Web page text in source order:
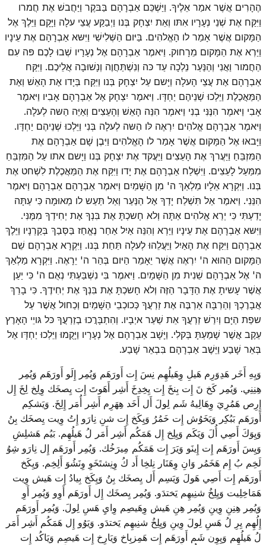
הֶהָרִים אֲשֶׁר אמַר אֵלֶיךָ. וַיַּשְׁכֵּם אַבְרָהָם בַּבּקֶר וַיַּחֲבשׁ אֶת חֲמרו
וַיִּקַּח אֶת שְׁנֵי נְעָרָיו אִתּו וְאֵת יִצְחָק בְּנו וַיְבַקַּע עֲצֵי עלָה וַיָּקָם וַיֵּלֶךְ אֶל
הַמָּקום אֲשֶׁר אָמַר לו הָאֱלהִים. בַּיּום הַשְּׁלִישִׁי וַיִּשּא אַבְרָהָם אֶת עֵינָיו
וַיַּרְא אֶת הַמָּקום מֵרָחוק. וַיּאמֶר אַבְרָהָם אֶל נְעָרָיו שְׁבוּ לָכֶם פּה עִם
הַחֲמור וַאֲנִי וְהַנַּעַר נֵלְכָה עַד כּה וְנִשְׁתַּחֲוֶה וְנָשׁוּבָה אֲלֵיכֶם. וַיִּקַּח
אַבְרָהָם אֶת עֲצֵי הָעלָה וַיָּשם עַל יִצְחָק בְּנו וַיִּקַּח בְּיָדו אֶת הָאֵשׁ וְאֶת
הַמַּאֲכֶלֶת וַיֵּלְכוּ שְׁנֵיהֶם יַחְדָּו. וַיּאמֶר יִצְחָק אֶל אַבְרָהָם אָבִיו וַיּאמֶר
אָבִי וַיּאמֶר הִנֶּנִּי בְנִי וַיּאמֶר הִנֵּה הָאֵשׁ וְהָעֵצִים וְאַיֵּה הַשּה לְעלָה.
וַיּאמֶר אַבְרָהָם אֱלהִים יִרְאֶה לּו הַשּה לְעלָה בְּנִי וַיֵּלְכוּ שְׁנֵיהֶם יַחְדָּו.
וַיָּבאוּ אֶל הַמָּקום אֲשֶׁר אָמַר לו הָאֱלהִים וַיִּבֶן שָׁם אַבְרָהָם אֶת
הַמִּזְבֵּחַ וַיַּעֲרךְ אֶת הָעֵצִים וַיַּעֲקד אֶת יִצְחָק בְּנו וַיָּשם אתו עַל הַמִּזְבֵּחַ
מִמַּעַל לָעֵצִים. וַיִּשְׁלַח אַבְרָהָם אֶת יָדו וַיִּקַּח אֶת הַמַּאֲכֶלֶת לִשְׁחט אֶת
בְּנו. וַיִּקְרָא אֵלָיו מַלְאַךְ ה' מִן הַשָּׁמַיִם וַיּאמֶר אַבְרָהָם אַבְרָהָם וַיּאמֶר
הִנֵּנִי. וַיּאמֶר אַל תִּשְׁלַח יָדְךָ אֶל הַנַּעַר וְאַל תַּעַש לו מְאוּמָה כִּי עַתָּה
יָדַעְתִּי כִּי יְרֵא אֱלהִים אַתָּה וְלא חָשכְתָּ אֶת בִּנְךָ אֶת יְחִידְךָ מִמֶּנִּי.
וַיִּשּא אַבְרָהָם אֶת עֵינָיו וַיַּרְא וְהִנֵּה אַיִל אַחַר נֶאֱחַז בַּסְּבַךְ בְּקַרְנָיו וַיֵּלֶךְ
אַבְרָהָם וַיִּקַּח אֶת הָאַיִל וַיַּעֲלֵהוּ לְעלָה תַּחַת בְּנו. וַיִּקְרָא אַבְרָהָם שֵׁם
הַמָּקום הַהוּא ה' יִרְאֶה אֲשֶׁר יֵאָמֵר הַיּום בְּהַר ה' יֵרָאֶה. וַיִּקְרָא מַלְאַךְ
ה' אֶל אַבְרָהָם שֵׁנִית מִן הַשָּׁמָיִם. וַיּאמֶר בִּי נִשְׁבַּעְתִּי נְאֻם ה' כִּי יַעַן
אֲשֶׁר עָשיתָ אֶת הַדָּבָר הַזֶּה וְלא חָשכְתָּ אֶת בִּנְךָ אֶת יְחִידֶךָ. כִּי בָרֵךְ
אֲבָרֶכְךָ וְהַרְבָּה אַרְבֶּה אֶת זַרְעֲךָ כְּכוכְבֵי הַשָּׁמַיִם וְכַחול אֲשֶׁר עַל
שפַת הַיָּם וְיִרַשׁ זַרְעֲךָ אֵת שַׁעַר איְבָיו. וְהִתְבָּרֲכוּ בְזַרְעֲךָ כּל גּויֵי הָאָרֶץ
עֵקֶב אֲשֶׁר שָׁמַעְתָּ בְּקלִי. וַיָּשָׁב אַבְרָהָם אֶל נְעָרָיו וַיָּקֻמוּ וַיֵּלְכוּ יַחְדָּו אֶל
בְּאֵר שָׁבַע וַיֵּשֶׁב אַבְרָהָם בִּבְאֵר שָׁבַע.
وَيِهِ أَخَر هَدِوَرِم هَيلِ وِهَيلُهِم نِسَ إِت أَورَهَم وَيُمِر إِلَو أَورَهَم وَيُمِر
هِنِنِي. وَيُمِر كَخ نَ إِت بِنخَ إِت يِخِدِخَ أَشِر أَهَوتَ إِت يِصخَك وِلِخ لِخَ إِل
إِرِص هَمُرِيَ وِهَالِيهُ شَم لِولَ أَل أَخَد هِهَرِم أَشِر أُمَر إِلِخَ. وَيَشكِم
أَورَهَم بَبُكِر وَيَخَوُش إِت خَمُرُ وَيِكَخ إِت شنِ نِارَو إِتُ وِيت يِصخَك بِنُ
وَيِوَكَ أَصِي أُلَ وَيَكَم وَيِلِخ إِل هَمَكُم أَشِر أَمَر لُ هَيلُهِم. بَيُم هَشلِشِ
وَيِسَ أَورَهَم إِت إِينَو وَيَرَ إِت هَمَكُم مِيرَخُك. وَيُمِر أَورَهَم إِل نِارَو شِوُ
لَخِم بُ إِم هَخَمُر وَانِ وِهَنَار نِلخِا أَد كُ وِنِشتَخَوِ وِنَشُوَ أَلِخِم. وَيِكَخ
أَورَهَم إِت أَصِي هَولَ وَيَسِم أَل يِصخَك بِنُ وَيِكَخ بِيادُ إِت هَيش وِيت
هَمَاخِلِيت وَيِلِخُ شنِيهِم يَختدَو. وَيُمِر يِصخَك إِل أَورَهَم أَوِو وَيُمِر أَوِ
وَيُمِر هِنِنِ وِينِ وَيُمِر هِنِ هَيش وِهَيصِم وِايِ هَسِ لِولَ. وَيُمِر أَورَهَم
إِلُهِم يِرِ لُ هَسِ لِولَ وِينِ وَيِلِخُ شنِيهِم يَختدَو. وَيَوُو إِل هَمَكُم أَشِر أَمَر
لُ هَيلُهِم وَيِوِن شَم أَورَهَم إِت هَمِزبِاخ وَيَارِخ إِت هَيصِم وَيَاكُد إِت